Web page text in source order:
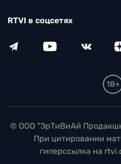
RTVI в соцсетях
18+
© ООО "ЭрТиВиАй
При цитировании
гиперссылка на